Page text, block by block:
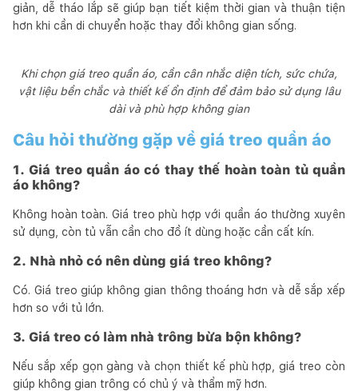
giản, dễ tháo lắp sẽ giúp bạn tiết kiệm thời gian và thuận tiện
hơn khi cần di chuyển hoặc thay đổi không gian sống.
Khi chọn giá treo quần áo, cần cân nhắc diện tích, sức chứa,
vật liệu bền chắc và thiết kế ổn định để đảm bảo sử dụng lâu
dài và phù hợp không gian
Câu hỏi thường gặp về giá treo quần áo
1. Giá treo quần áo có thay thế hoàn toàn tủ quần
áo không?
Không hoàn toàn. Giá treo phù hợp với quần áo thường xuyên
sử dụng, còn tủ vẫn cần cho đồ ít dùng hoặc cần cất kín.
2. Nhà nhỏ có nên dùng giá treo không?
Có. Giá treo giúp không gian thông thoáng hơn và dễ sắp xếp
hơn so với tủ lớn.
3. Giá treo có làm nhà trông bừa bộn không?
Nếu sắp xếp gọn gàng và chọn thiết kế phù hợp, giá treo còn
giúp không gian trông có chủ ý và thẩm mỹ hơn.